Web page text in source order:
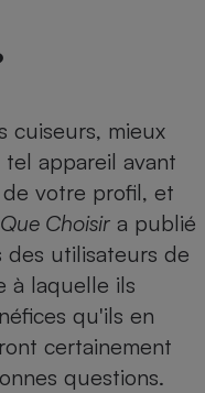
cuiseurs, mieux
appareil avant
votre profil, et
Que Choisir a publié
utilisateurs de
à laquelle ils
qu'ils en
certainement
questions.